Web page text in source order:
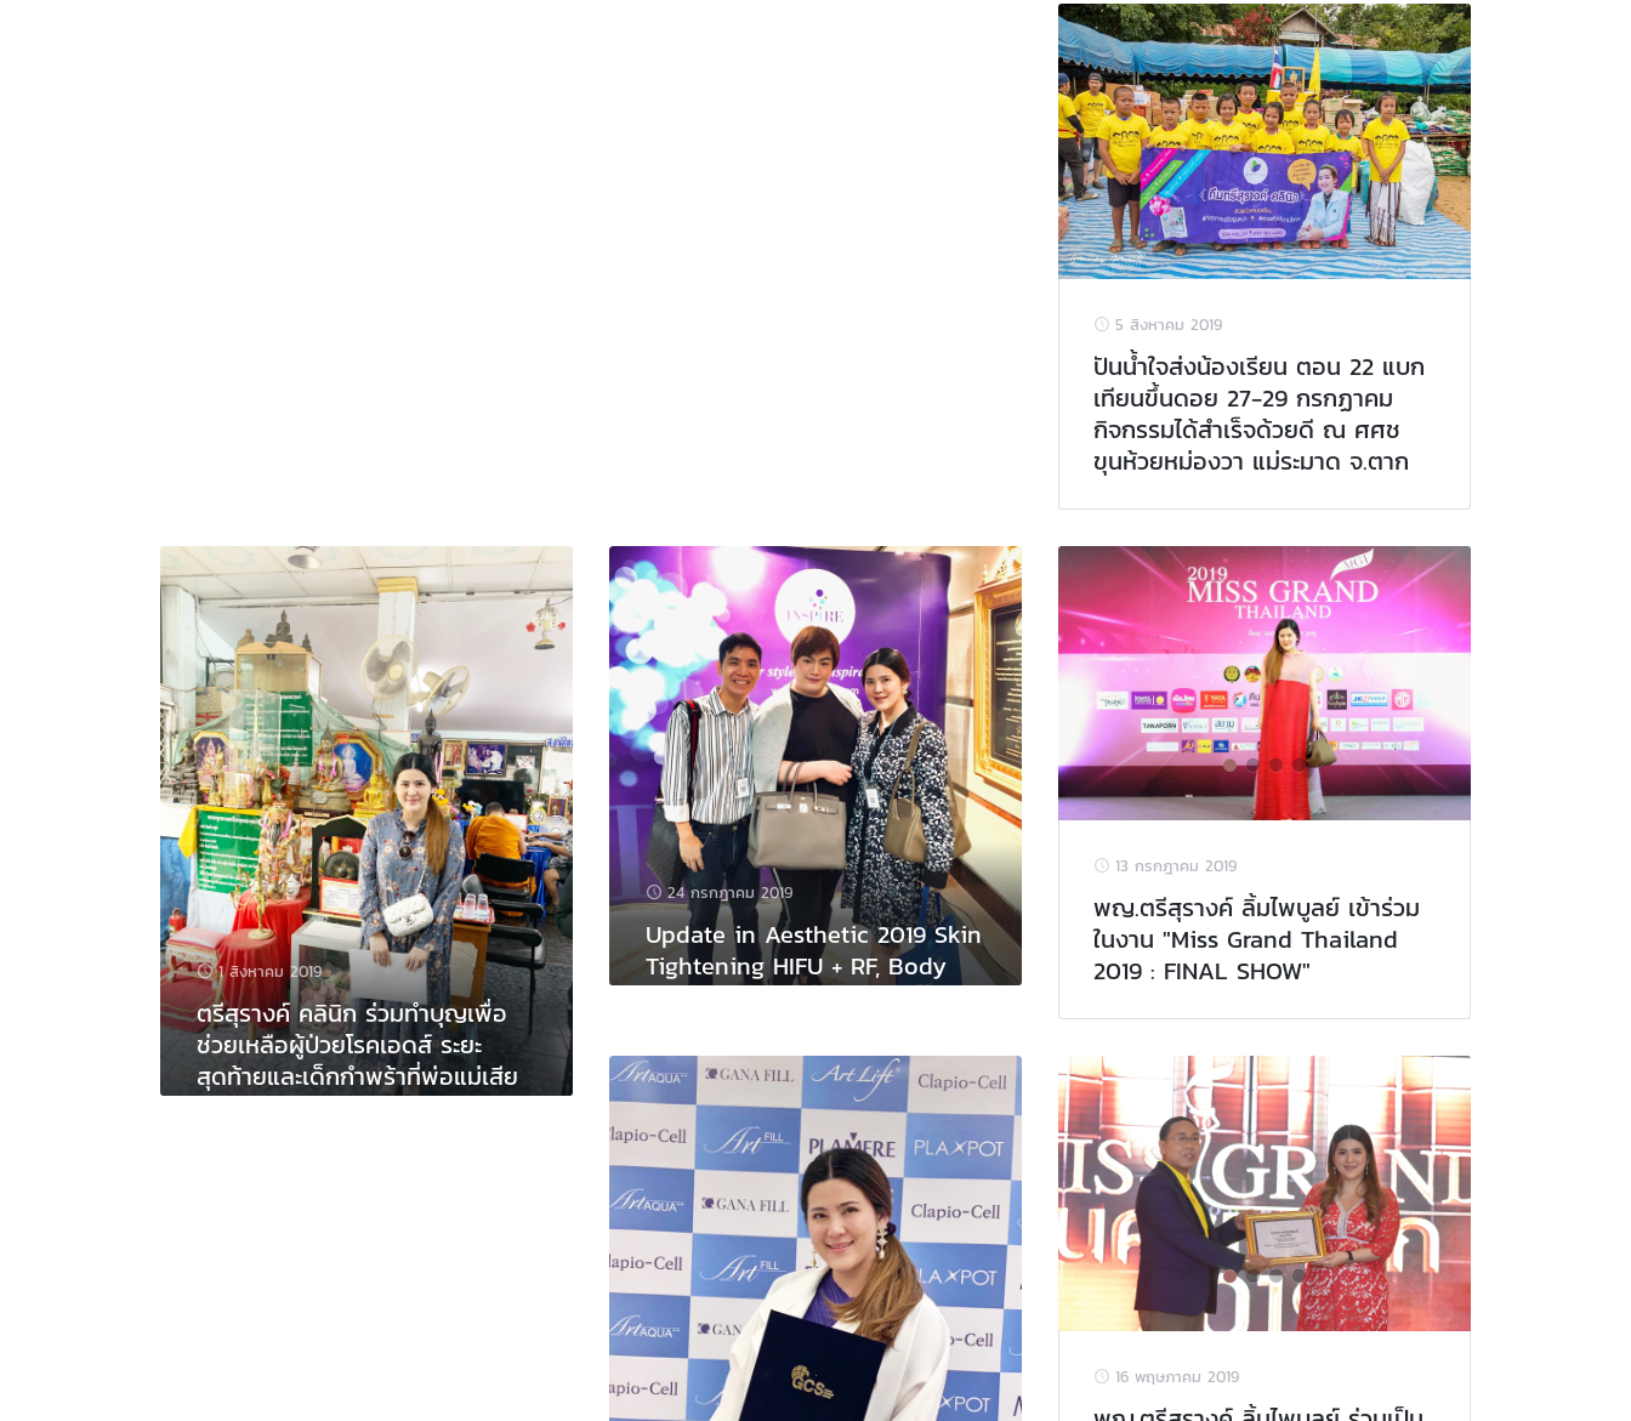
5 สิงหาคม 2019
ปันน้ำใจส่งน้องเรียน ตอน 22 แบก
เทียนขึ้นดอย 27-29 กรกฏาคม
กิจกรรมได้สำเร็จด้วยดี ณ ศศช
ขุนห้วยหม่องวา แม่ระมาด จ.ตาก
1 สิงหาคม 2019
ตรีสุรางค์ คลินิก ร่วมทำบุญเพื่อ
ช่วยเหลือผู้ป่วยโรคเอดส์ ระยะ
สุดท้ายและเด็กกำพร้าที่พ่อแม่เสีย
ชีวิตด้วยโรคเอดส์
24 กรกฎาคม 2019
Update in Aesthetic 2019 Skin
Tightening HIFU + RF, Body
Contour Hot + Cool
13 กรกฎาคม 2019
พญ.ตรีสุรางค์ ลิ้มไพบูลย์ เข้าร่วม
ในงาน "Miss Grand Thailand
2019 : FINAL SHOW"
16 พฤษภาคม 2019